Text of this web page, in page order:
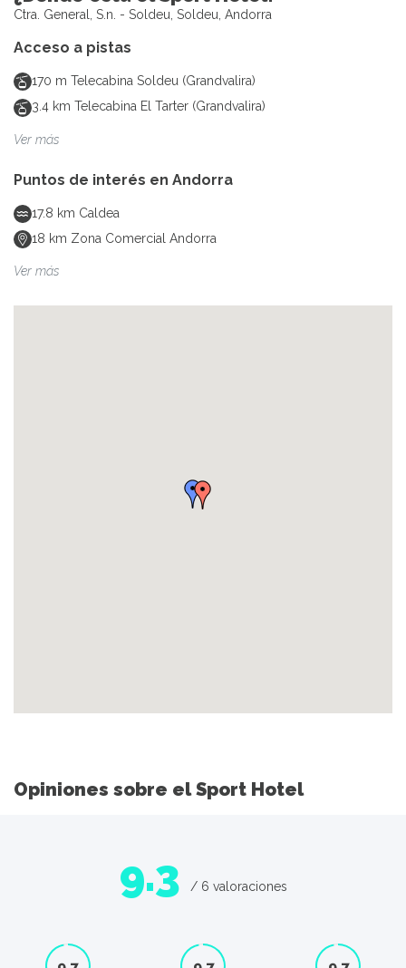
Ctra. General, S.n. - Soldeu, Soldeu, Andorra
Acceso a pistas
170 m Telecabina Soldeu (Grandvalira)
3.4 km Telecabina El Tarter (Grandvalira)
Ver más
Puntos de interés en Andorra
17.8 km Caldea
18 km Zona Comercial Andorra
Ver más
Opiniones sobre el Sport Hotel
9.3 / 6 valoraciones